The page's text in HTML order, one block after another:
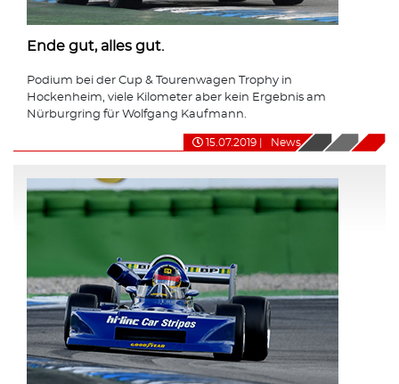
Ende gut, alles gut.
Podium bei der Cup & Tourenwagen Trophy in
Hockenheim, viele Kilometer aber kein Ergebnis am
Nürburgring für Wolfgang Kaufmann.
15.07.2019 News